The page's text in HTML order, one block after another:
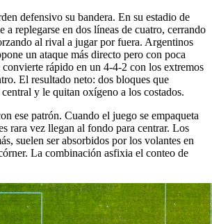
defensivo su bandera. En su estadio de
a replegarse en dos líneas de cuatro, cerrando
al rival a jugar por fuera. Argentinos
un ataque más directo pero con poca
rápido en un 4-4-2 con los extremos
El resultado neto: dos bloques que
y le quitan oxígeno a los costados.
ese patrón. Cuando el juego se empaqueta
rara vez llegan al fondo para centrar. Los
suelen ser absorbidos por los volantes en
La combinación asfixia el conteo de